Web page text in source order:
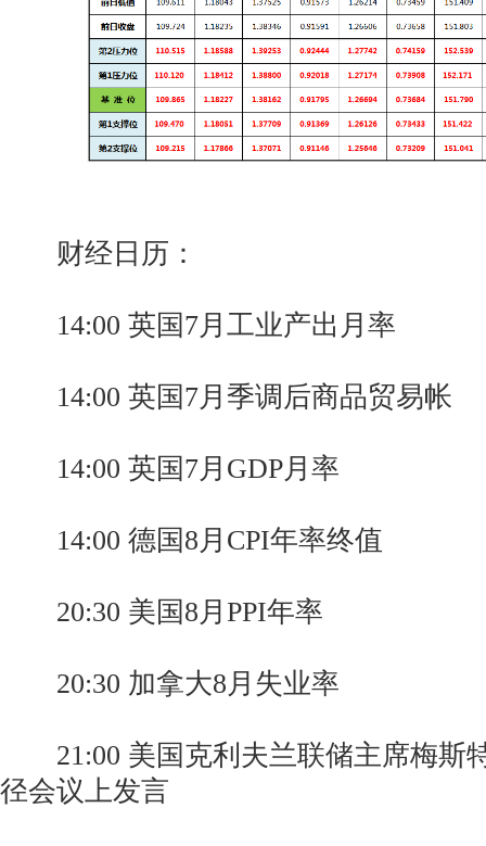
财经日历：
14:00 英国7月工业产出月率
14:00 英国7月季调后商品贸易帐
14:00 英国7月GDP月率
14:00 德国8月CPI年率终值
20:30 美国8月PPI年率
20:30 加拿大8月失业率
21:00 美国克利夫兰联储主席梅斯
径会议上发言